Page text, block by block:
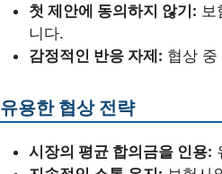
첫 제안에 동의하지 않기: 보
니다.
감정적인 반응 자제: 협상
유용한 협상 전략
시장의 평균 합의금을 인용: